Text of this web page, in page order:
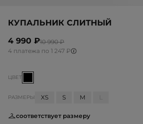
КУПАЛЬНИК СЛИТНЫЙ
4 990 ₽10 990 ₽
4 платежа по 1 247 ₽
ЦВЕТ
РАЗМЕРЫ XS S M
соответствует размеру